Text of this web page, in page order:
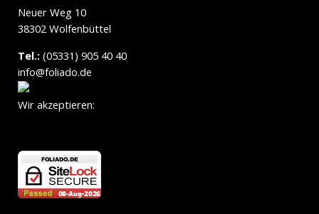
Neuer Weg 10
38302 Wolfenbüttel
Tel.: (05331) 905 40 40
info@foliado.de
Wir akzeptieren: